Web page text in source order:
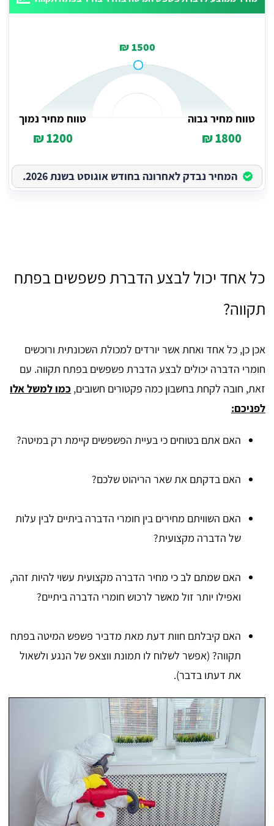
1500 ₪
טווח מחיר גבוה
1800 ₪
טווח מחיר נמוך
1200 ₪
המחיר נבדק לאחרונה בחודש אוגוסט בשנת 2026.
כל אחד יכול לבצע הדברת פשפשים בפתח
תקווה?
אכן כן, כל אחד ואחת אשר יורדים למכולת השכונתית ורוכשים
חומרי הדברה יכולים לבצע הדברת פשפשים בפתח תקווה. עם
זאת, חובה לקחת בחשבון כמה פקטורים חשובים, כמו למשל אלו
לפניכם:
האם אתם בטוחים כי בעיית הפשפשים קיימת רק במיטה?
האם בדקתם את שאר הריהוט שלכם?
האם השוויתם מחירים בין חומרי הדברה ביתיים לבין עלות
של הדברה מקצועית?
האם שמתם לב כי מחיר הדברה מקצועית עשוי להיות זהה,
ואפילו יותר זול מאשר לרכוש חומרי הדברה ביתיים?
האם קיבלתם חוות דעת מאת מדביר פשפש המיטה בפתח
תקווה? (אפשר לשלוח לו תמונת ווצאפ של הנגע ולשאול
את דעתו בדבר).